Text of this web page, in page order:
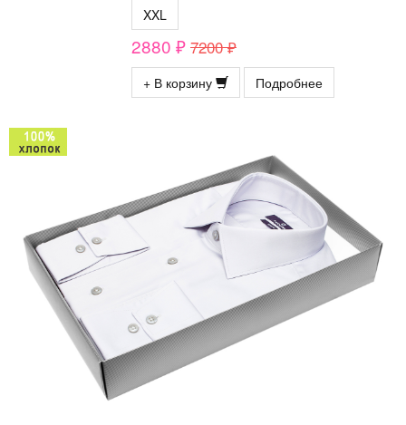
XXL
2880 ₽ 7200 ₽
+ В корзину Подробнее